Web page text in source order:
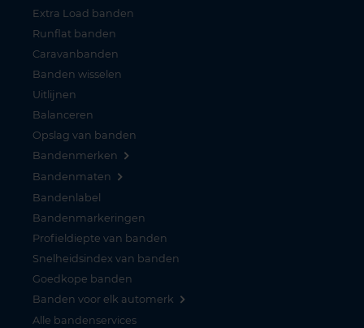
Extra Load banden
Runflat banden
Caravanbanden
Banden wisselen
Uitlijnen
Balanceren
Opslag van banden
Bandenmerken
Bandenmaten
Bandenlabel
Bandenmarkeringen
Profieldiepte van banden
Snelheidsindex van banden
Goedkope banden
Banden voor elk automerk
Alle bandenservices